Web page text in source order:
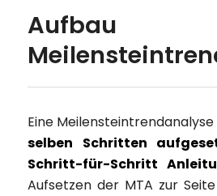
Eine
selben Schritten
Schritt-für-Schritt
Aufsetzen der MTA zur